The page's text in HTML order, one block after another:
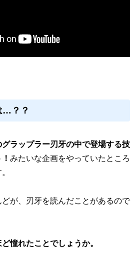
…？？
ラップラー刃牙の中で登場する技
みたいな企画をやっていたところ
が、刃牙を読んだことがあるので
憧れたことでしょうか。